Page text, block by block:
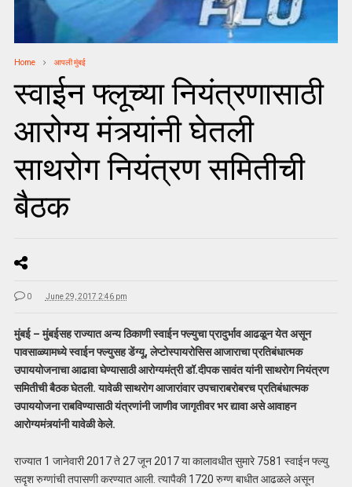
Home आपली मुंबई
स्वाईन फ्लूच्या नियंत्रणासाठी
आरोग्य मंत्र्यांनी घेतली
साथरोग नियंत्रण समितीची
बैठक
0 June 29, 2017 2:46 pm
मुंबई – मुंबईसह राज्यात अन्य ठिकाणी स्वाईन फ्ल्युचा प्रादुर्भाव आढळून येत असून
पावसाळ्यामध्ये स्वाईन फ्ल्युसह डेंग्यू, लेप्टोस्पायरोसिस आजाराचा प्रतिबंधात्मक
उपाययोजनाचा आढावा घेण्यासाठी आरोग्यमंत्री डॉ.दीपक सावंत यांनी साथरोग नियंत्रण
समितीची बैठक घेतली. यावेळी साथरोग आजारांवार उपचाराबरोबरच प्रतिबंधात्मक
उपाययोजना राबविण्यासाठी यंत्रणांनी जाणीव जागृतीवर भर द्यावा असे आवाहन
आरोग्यमंत्र्यांनी यावेळी केले.
राज्यात 1 जानेवारी 2017 ते 27 जून 2017 या कालावधीत सुमारे 7581 स्वाईन फ्ल्यु
सदृश रुग्णांची तपासणी करण्यात आली. त्यापैकी 1720 रुग्ण बाधीत आढळले असून